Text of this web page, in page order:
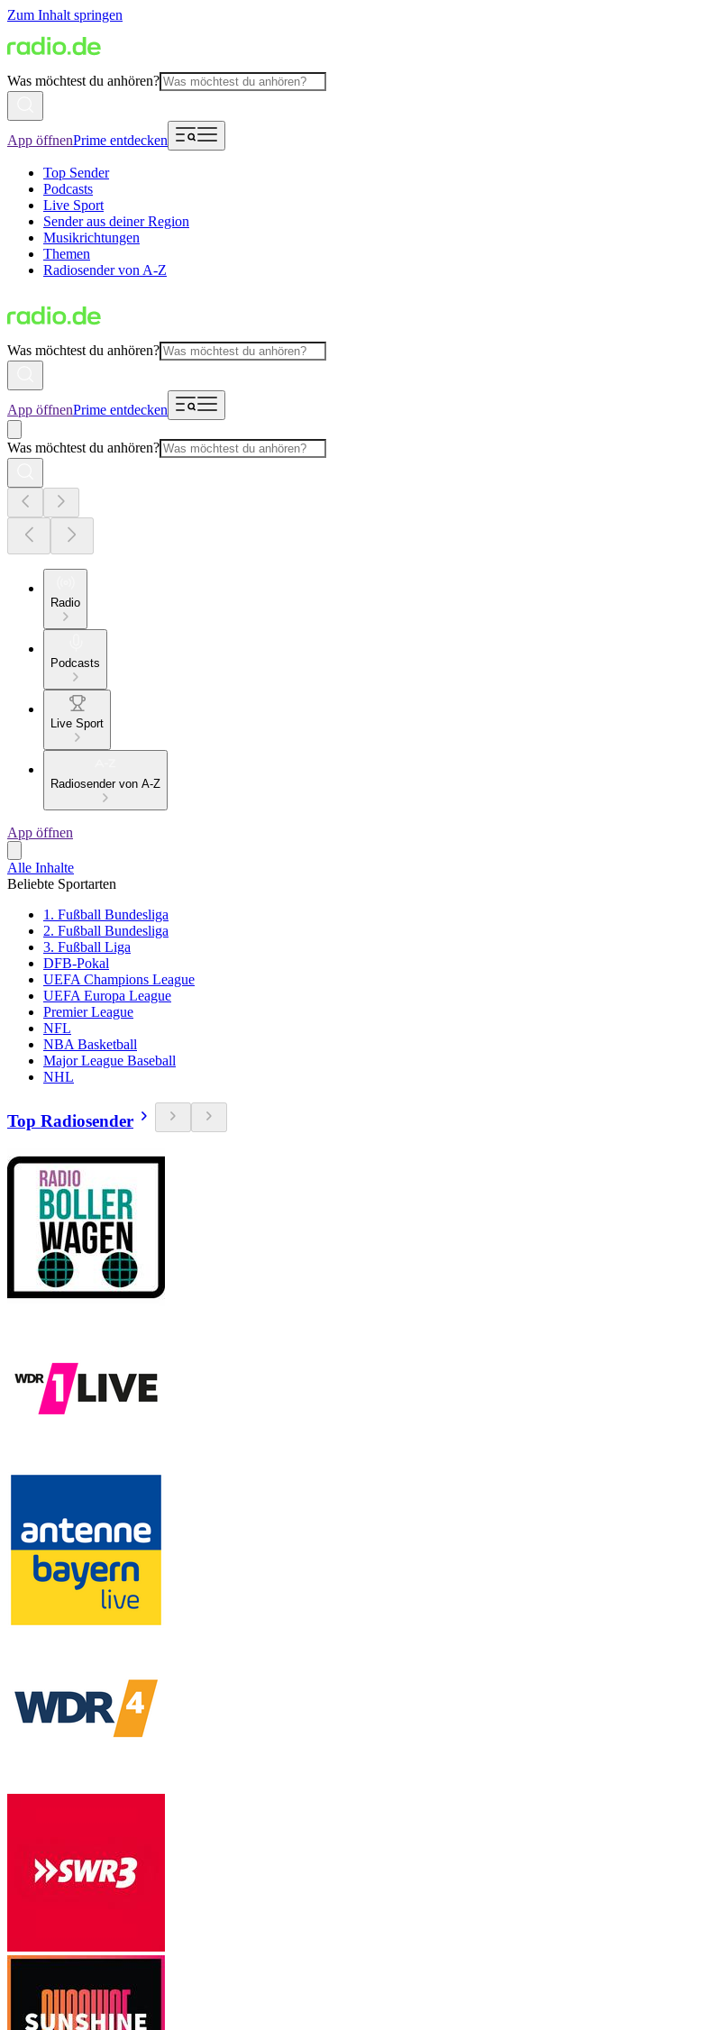
Zum Inhalt springen
Was möchtest du anhören?
App öffnenPrime entdecken
Top Sender
Podcasts
Live Sport
Sender aus deiner Region
Musikrichtungen
Themen
Radiosender von A-Z
Was möchtest du anhören?
App öffnenPrime entdecken
Was möchtest du anhören?
Radio
Podcasts
Live Sport
Radiosender von A-Z
App öffnen
Alle Inhalte
Beliebte Sportarten
1. Fußball Bundesliga
2. Fußball Bundesliga
3. Fußball Liga
DFB-Pokal
UEFA Champions League
UEFA Europa League
Premier League
NFL
NBA Basketball
Major League Baseball
NHL
Top Radiosender